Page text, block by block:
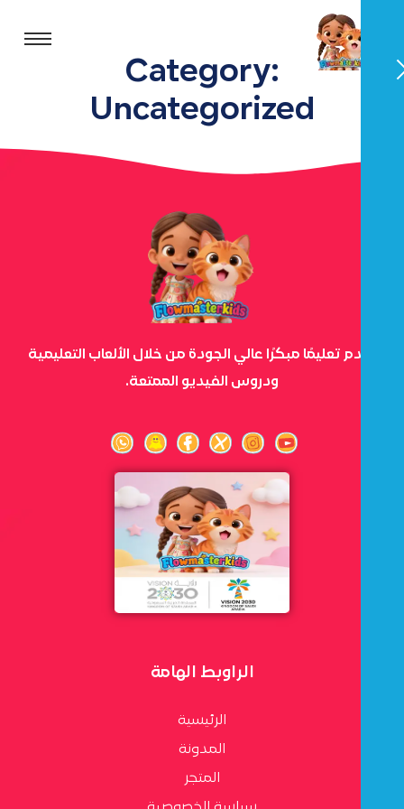
Category:
Uncategorized
نقدم تعليمًا مبكرًا عالي الجودة من خلال الألعاب التعليمية
ودروس الفيديو الممتعة.
الراوبط الهامة
الرئيسية
المدونة
المتجر